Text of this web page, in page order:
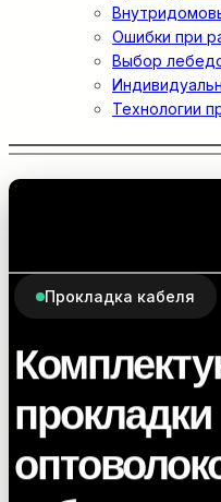
Ошибки при
Выбор
Технологии
Прокладка кабеля
прокладки